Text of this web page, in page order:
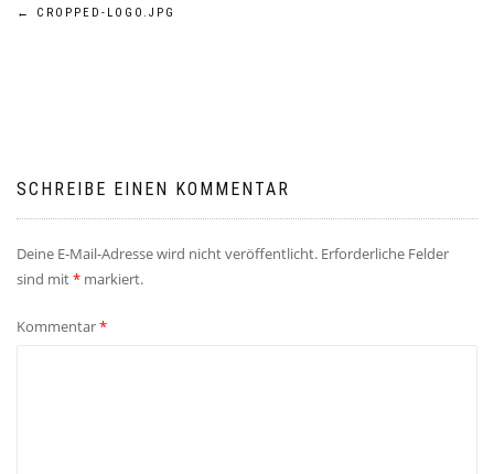
Beitrags-
← CROPPED-LOGO.JPG
SCHREIBE EINEN KOMMENTAR
Deine E-Mail-Adresse wird nicht veröffentlicht. Erforderliche Felder
sind mit* markiert.
Kommentar*